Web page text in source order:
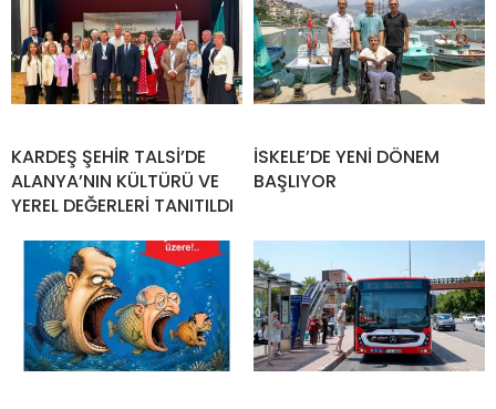
KARDEŞ ŞEHİR TALSİ’DE
ALANYA’NIN KÜLTÜRÜ VE
YEREL DEĞERLERİ TANITILDI
İSKELE’DE YENİ DÖNEM
BAŞLIYOR